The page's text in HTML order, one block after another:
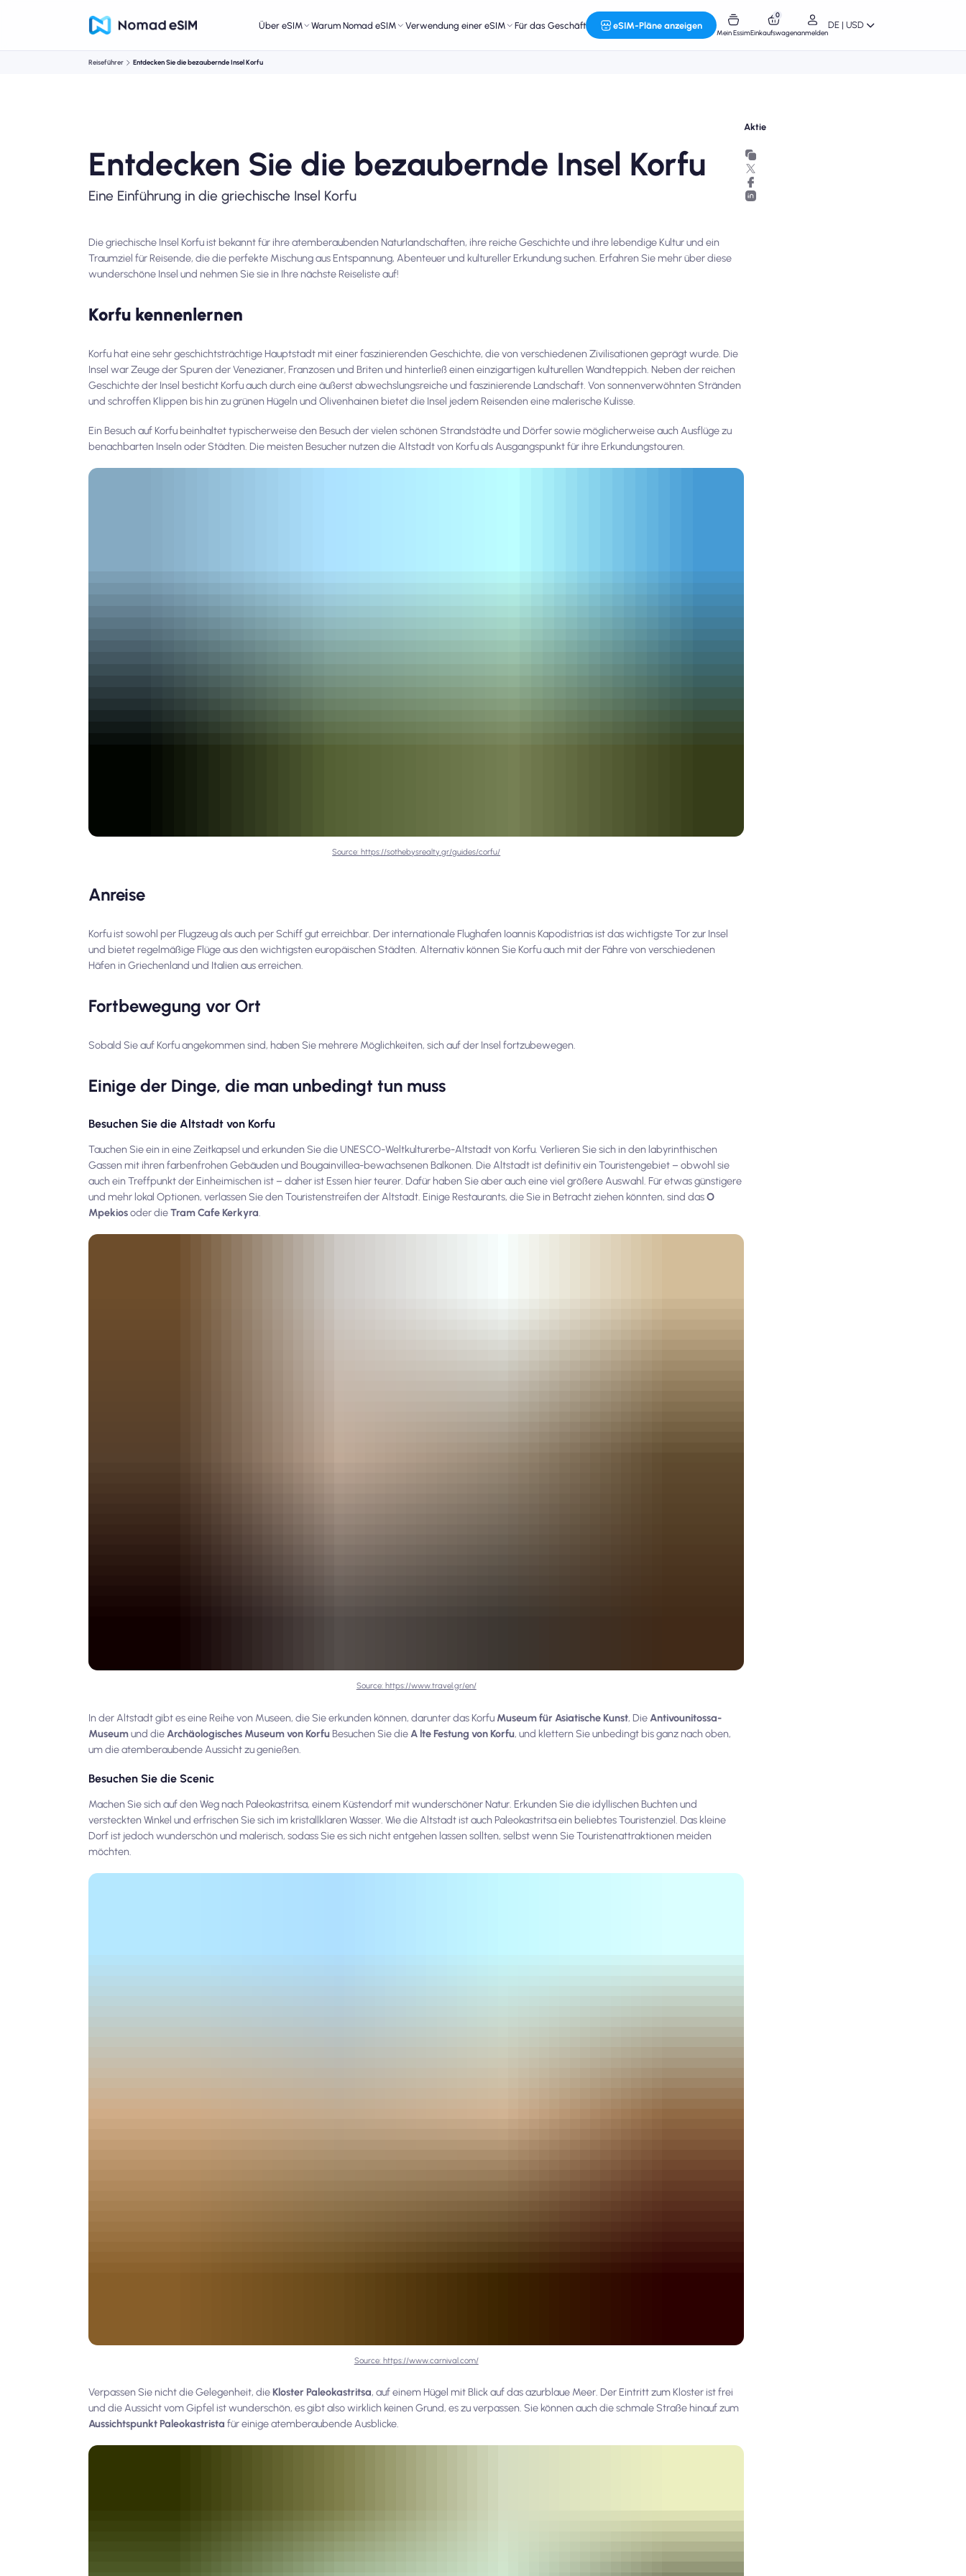
Über eSIM Warum Nomad eSIM Verwendung einer eSIM Für das Geschäft eSIM-Pläne anzeigen
Mein Essim
0
Einkaufswagenanmelden
DE | USD
Reiseführer Entdecken Sie die bezaubernde Insel Korfu
Entdecken Sie die bezaubernde Insel Korfu
Eine Einführung in die griechische Insel Korfu
Die griechische Insel Korfu ist bekannt für ihre atemberaubenden Naturlandschaften, ihre reiche Geschichte und ihre lebendige Kultur und ein
Traumziel für Reisende, die die perfekte Mischung aus Entspannung, Abenteuer und kultureller Erkundung suchen. Erfahren Sie mehr über diese
wunderschöne Insel und nehmen Sie sie in Ihre nächste Reiseliste auf!
Korfu kennenlernen
Korfu hat eine sehr geschichtsträchtige Hauptstadt mit einer faszinierenden Geschichte, die von verschiedenen Zivilisationen geprägt wurde. Die
Insel war Zeuge der Spuren der Venezianer, Franzosen und Briten und hinterließ einen einzigartigen kulturellen Wandteppich. Neben der reichen
Geschichte der Insel besticht Korfu auch durch eine äußerst abwechslungsreiche und faszinierende Landschaft. Von sonnenverwöhnten Stränden
und schroffen Klippen bis hin zu grünen Hügeln und Olivenhainen bietet die Insel jedem Reisenden eine malerische Kulisse.
Ein Besuch auf Korfu beinhaltet typischerweise den Besuch der vielen schönen Strandstädte und Dörfer sowie möglicherweise auch Ausflüge zu
benachbarten Inseln oder Städten. Die meisten Besucher nutzen die Altstadt von Korfu als Ausgangspunkt für ihre Erkundungstouren.
Source: https://sothebysrealty.gr/guides/corfu/
Anreise
Korfu ist sowohl per Flugzeug als auch per Schiff gut erreichbar. Der internationale Flughafen Ioannis Kapodistrias ist das wichtigste Tor zur Insel
und bietet regelmäßige Flüge aus den wichtigsten europäischen Städten. Alternativ können Sie Korfu auch mit der Fähre von verschiedenen
Häfen in Griechenland und Italien aus erreichen.
Fortbewegung vor Ort
Sobald Sie auf Korfu angekommen sind, haben Sie mehrere Möglichkeiten, sich auf der Insel fortzubewegen.
Einige der Dinge, die man unbedingt tun muss
Besuchen Sie die Altstadt von Korfu
Tauchen Sie ein in eine Zeitkapsel und erkunden Sie die UNESCO-Weltkulturerbe-Altstadt von Korfu. Verlieren Sie sich in den labyrinthischen
Gassen mit ihren farbenfrohen Gebäuden und Bougainvillea-bewachsenen Balkonen. Die Altstadt ist definitiv ein Touristengebiet – obwohl sie
auch ein Treffpunkt der Einheimischen ist – daher ist Essen hier teurer. Dafür haben Sie aber auch eine viel größere Auswahl. Für etwas günstigere
und mehr lokal Optionen, verlassen Sie den Touristenstreifen der Altstadt. Einige Restaurants, die Sie in Betracht ziehen könnten, sind dasO
Mpekiosoder dieTram Cafe Kerkyra.
Source: https://www.travel.gr/en/
In der Altstadt gibt es eine Reihe von Museen, die Sie erkunden können, darunter das Korfu Museum für Asiatische Kunst, DieAntivounitossa-
Museumund dieArchäologisches Museum von Korfu Besuchen Sie dieA lte Festung von Korfu, und klettern Sie unbedingt bis ganz nach oben,
um die atemberaubende Aussicht zu genießen.
Besuchen Sie die Scenic
Machen Sie sich auf den Weg nach Paleokastritsa, einem Küstendorf mit wunderschöner Natur. Erkunden Sie die idyllischen Buchten und
versteckten Winkel und erfrischen Sie sich im kristallklaren Wasser. Wie die Altstadt ist auch Paleokastritsa ein beliebtes Touristenziel. Das kleine
Dorf ist jedoch wunderschön und malerisch, sodass Sie es sich nicht entgehen lassen sollten, selbst wenn Sie Touristenattraktionen meiden
möchten.
Source: https://www.carnival.com/
Verpassen Sie nicht die Gelegenheit, die Kloster Paleokastritsa, auf einem Hügel mit Blick auf das azurblaue Meer. Der Eintritt zum Kloster ist frei
und die Aussicht vom Gipfel ist wunderschön, es gibt also wirklich keinen Grund, es zu verpassen. Sie können auch die schmale Straße hinauf zum
Aussichtspunkt Paleokastrista für einige atemberaubende Ausblicke.
Aktie